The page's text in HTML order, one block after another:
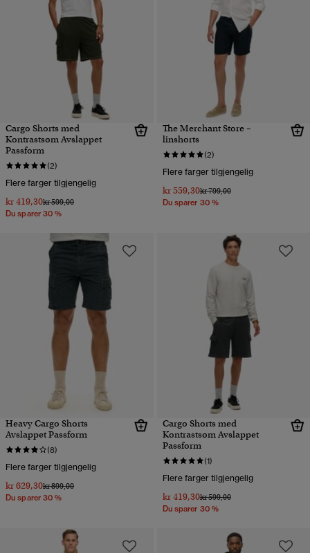
Cargo Shorts med
Kontrastsøm Avslappet
Passform
(2)
Flere farger tilgjengelig
kr 419,30Pris nedsatt fra
kr 599,00til
Du sparer 30 %
The Merchant Store –
linshorts
(2)
Flere farger tilgjengelig
kr 559,30Pris nedsatt fra
kr 799,00til
Du sparer 30 %
Heavy Cargo Shorts
Avslappet Passform
(8)
Flere farger tilgjengelig
kr 629,30Pris nedsatt fra
kr 899,00til
Du sparer 30 %
Cargo Shorts med
Kontrastsøm Avslappet
Passform
(1)
Flere farger tilgjengelig
kr 419,30Pris nedsatt fra
kr 599,00til
Du sparer 30 %